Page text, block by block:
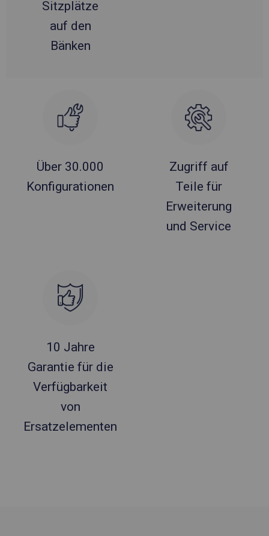
Sitzplätze
auf den
Bänken
Über 30.000
Konfigurationen
Zugriff auf
Teile für
Erweiterung
und Service
10 Jahre
Garantie für die
Verfügbarkeit
von
Ersatzelementen